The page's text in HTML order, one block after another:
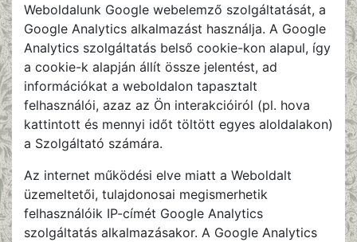
Weboldalunk Google webelemző szolgáltatását, a
Google Analytics alkalmazást használja. A Google
Analytics szolgáltatás belső cookie-kon alapul, így
a cookie-k alapján állít össze jelentést, ad
információkat a weboldalon tapasztalt
felhasználói, azaz az Ön interakcióiról (pl. hova
kattintott és mennyi időt töltött egyes aloldalakon)
a Szolgáltató számára.
Az internet működési elve miatt a Weboldalt
üzemeltetői, tulajdonosai megismerhetik
felhasználóik IP-címét Google Analytics
szolgáltatás alkalmazásakor. A Google Analytics